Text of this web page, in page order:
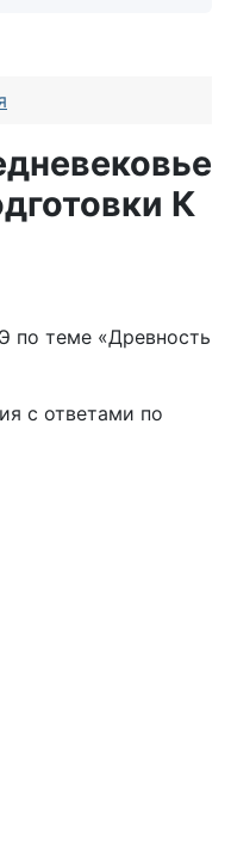
К
по теме «Древность
с ответами по